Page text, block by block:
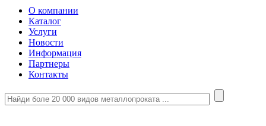
О компании
Каталог
Услуги
Новости
Информация
Партнеры
Контакты